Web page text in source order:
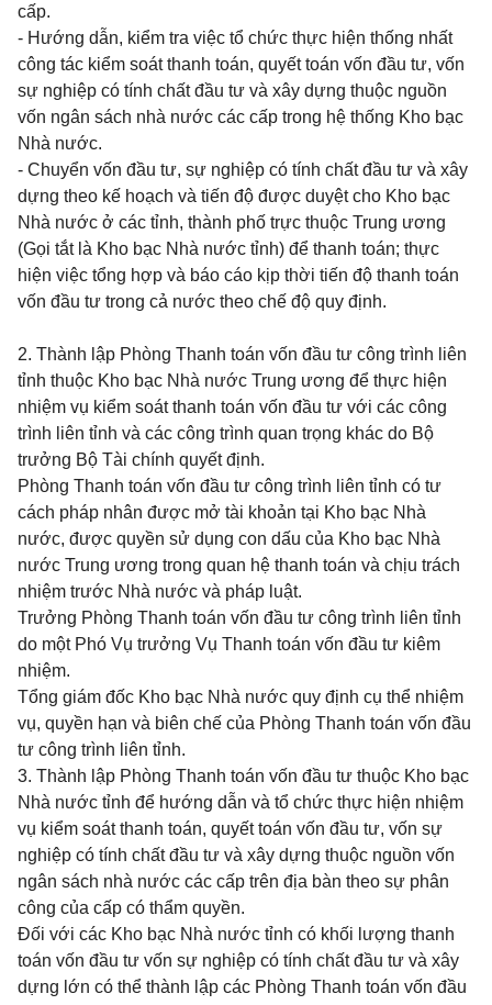
cấp.
- Hướng dẫn, kiểm tra việc tổ chức thực hiện thống nhất
công tác kiểm soát thanh toán, quyết toán vốn đầu tư, vốn
sự nghiệp có tính chất đầu tư và xây dựng thuộc nguồn
vốn ngân sách nhà nước các cấp trong hệ thống Kho bạc
Nhà nước.
- Chuyển vốn đầu tư, sự nghiệp có tính chất đầu tư và xây
dựng theo kế hoạch và tiến độ được duyệt cho Kho bạc
Nhà nước ở các tỉnh, thành phố trực thuộc Trung ương
(Gọi tắt là Kho bạc Nhà nước tỉnh) để thanh toán; thực
hiện việc tổng hợp và báo cáo kịp thời tiến độ thanh toán
vốn đầu tư trong cả nước theo chế độ quy định.
2. Thành lập Phòng Thanh toán vốn đầu tư công trình liên
tỉnh thuộc Kho bạc Nhà nước Trung ương để thực hiện
nhiệm vụ kiểm soát thanh toán vốn đầu tư với các công
trình liên tỉnh và các công trình quan trọng khác do Bộ
trưởng Bộ Tài chính quyết định.
Phòng Thanh toán vốn đầu tư công trình liên tỉnh có tư
cách pháp nhân được mở tài khoản tại Kho bạc Nhà
nước, được quyền sử dụng con dấu của Kho bạc Nhà
nước Trung ương trong quan hệ thanh toán và chịu trách
nhiệm trước Nhà nước và pháp luật.
Trưởng Phòng Thanh toán vốn đầu tư công trình liên tỉnh
do một Phó Vụ trưởng Vụ Thanh toán vốn đầu tư kiêm
nhiệm.
Tổng giám đốc Kho bạc Nhà nước quy định cụ thể nhiệm
vụ, quyền hạn và biên chế của Phòng Thanh toán vốn đầu
tư công trình liên tỉnh.
3. Thành lập Phòng Thanh toán vốn đầu tư thuộc Kho bạc
Nhà nước tỉnh để hướng dẫn và tổ chức thực hiện nhiệm
vụ kiểm soát thanh toán, quyết toán vốn đầu tư, vốn sự
nghiệp có tính chất đầu tư và xây dựng thuộc nguồn vốn
ngân sách nhà nước các cấp trên địa bàn theo sự phân
công của cấp có thẩm quyền.
Đối với các Kho bạc Nhà nước tỉnh có khối lượng thanh
toán vốn đầu tư vốn sự nghiệp có tính chất đầu tư và xây
dựng lớn có thể thành lập các Phòng Thanh toán vốn đầu